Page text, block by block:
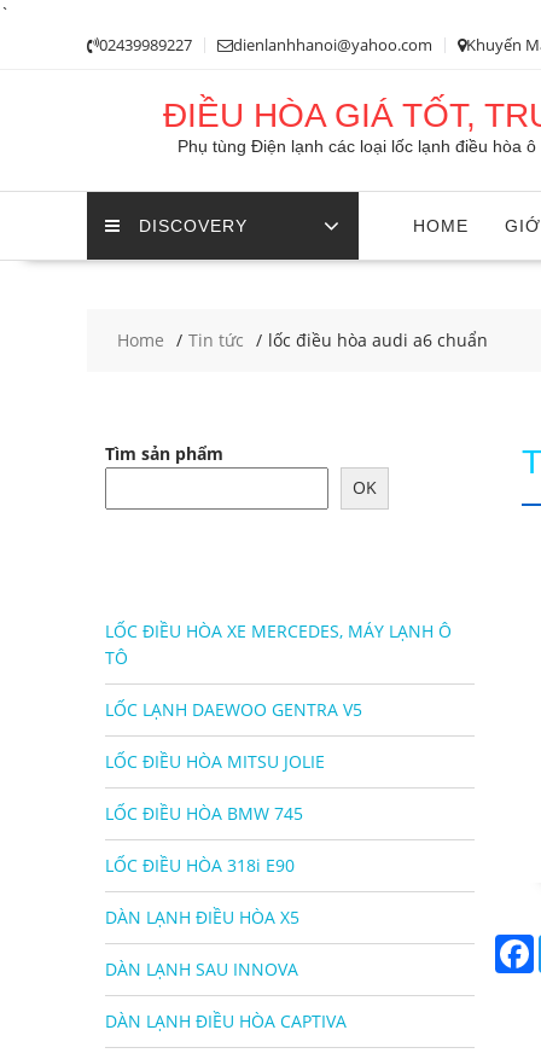
`
02439989227 dienlanhhanoi@yahoo.com Khuyến
ĐIỀU HÒA GIÁ TỐT,
Phụ tùng Điện lạnh các loại lốc lạnh điều hòa
DISCOVERY HOME
Home Tin tức lốc điều hòa audi a6 chuẩn
Tìm sản phẩm
OK
LỐC ĐIỀU HÒA XE MERCEDES, MÁY LẠNH Ô
TÔ
LỐC LẠNH DAEWOO GENTRA V5
LỐC ĐIỀU HÒA MITSU JOLIE
LỐC ĐIỀU HÒA BMW 745
LỐC ĐIỀU HÒA 318i E90
DÀN LẠNH ĐIỀU HÒA X5
DÀN LẠNH SAU INNOVA
DÀN LẠNH ĐIỀU HÒA CAPTIVA
F